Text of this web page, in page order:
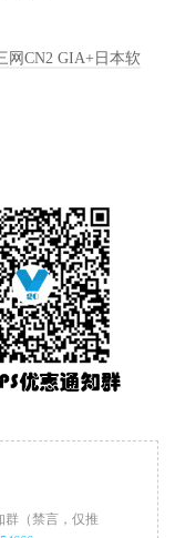
网CN2 GIA+日本软
群（禁言，仅推